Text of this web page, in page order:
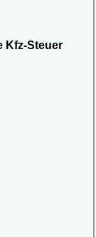
Kfz-Steuer